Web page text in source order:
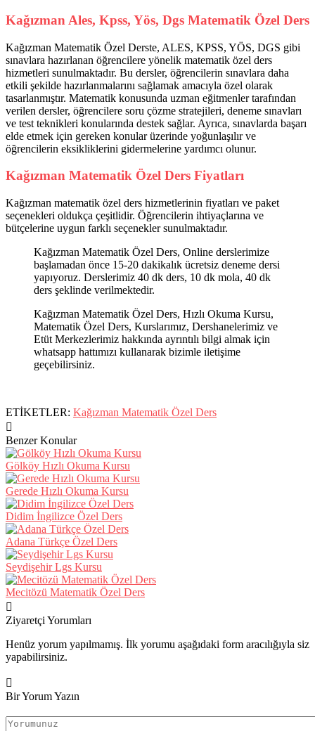
Kağızman Ales, Kpss, Yös, Dgs Matematik Özel Ders
Kağızman Matematik Özel Derste, ALES, KPSS, YÖS, DGS gibi
sınavlara hazırlanan öğrencilere yönelik matematik özel ders
hizmetleri sunulmaktadır. Bu dersler, öğrencilerin sınavlara daha
etkili şekilde hazırlanmalarını sağlamak amacıyla özel olarak
tasarlanmıştır. Matematik konusunda uzman eğitmenler tarafından
verilen dersler, öğrencilere soru çözme stratejileri, deneme sınavları
ve test teknikleri konularında destek sağlar. Ayrıca, sınavlarda başarı
elde etmek için gereken konular üzerinde yoğunlaşılır ve
öğrencilerin eksikliklerini gidermelerine yardımcı olunur.
Kağızman Matematik Özel Ders Fiyatları
Kağızman matematik özel ders hizmetlerinin fiyatları ve paket
seçenekleri oldukça çeşitlidir. Öğrencilerin ihtiyaçlarına ve
bütçelerine uygun farklı seçenekler sunulmaktadır.
Kağızman Matematik Özel Ders, Online derslerimize
başlamadan önce 15-20 dakikalık ücretsiz deneme dersi
yapıyoruz. Derslerimiz 40 dk ders, 10 dk mola, 40 dk
ders şeklinde verilmektedir.
Kağızman Matematik Özel Ders, Hızlı Okuma Kursu,
Matematik Özel Ders, Kurslarımız, Dershanelerimiz ve
Etüt Merkezlerimiz hakkında ayrıntılı bilgi almak için
whatsapp hattımızı kullanarak bizimle iletişime
geçebilirsiniz.
ETİKETLER: Kağızman Matematik Özel Ders
Benzer Konular
Gölköy Hızlı Okuma Kursu
Gerede Hızlı Okuma Kursu
Didim İngilizce Özel Ders
Adana Türkçe Özel Ders
Seydişehir Lgs Kursu
Mecitözü Matematik Özel Ders
Ziyaretçi Yorumları
Henüz yorum yapılmamış. İlk yorumu aşağıdaki form aracılığıyla siz
yapabilirsiniz.
Bir Yorum Yazın